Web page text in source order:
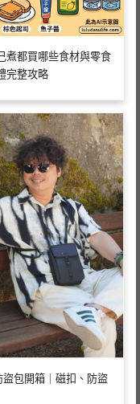
煮都買哪些食材與零食
完整攻略
盜包開箱｜磁扣、防盜